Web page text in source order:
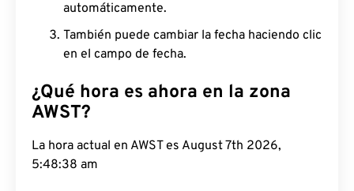
automáticamente.
También puede cambiar la fecha haciendo clic
en el campo de fecha.
¿Qué hora es ahora en la zona
AWST?
La hora actual en AWST es August 7th 2026,
5:48:39 am